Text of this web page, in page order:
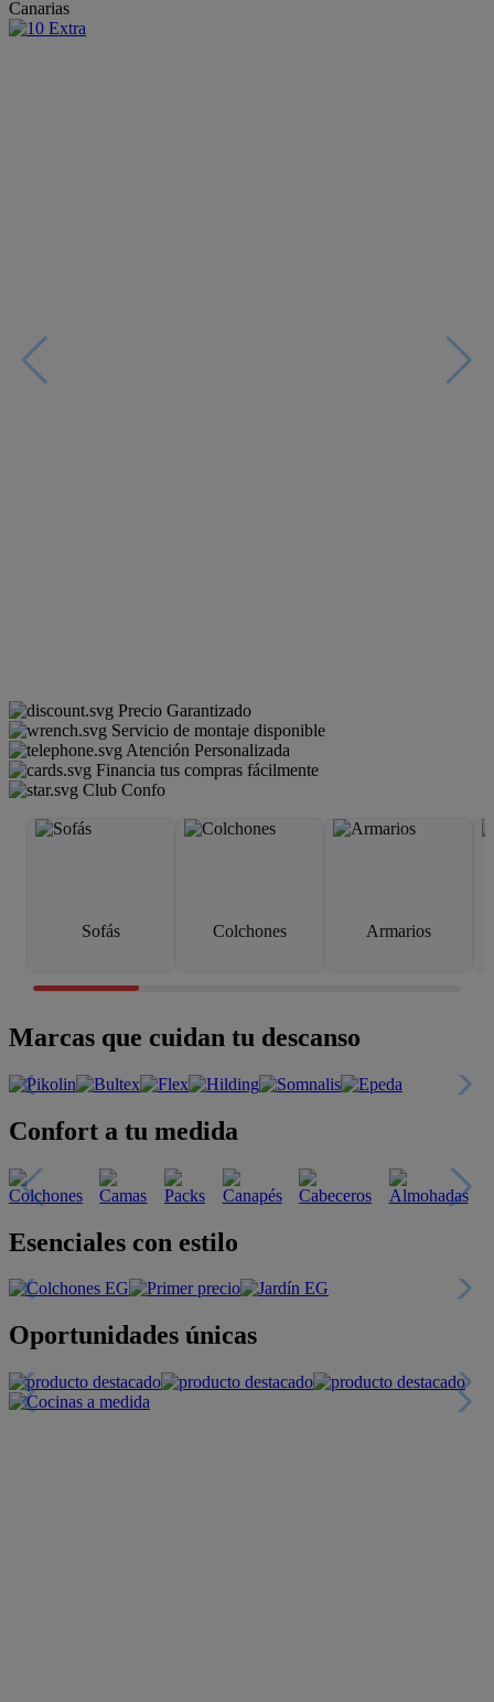
Canarias
Precio Garantizado
Servicio de montaje disponible
Atención Personalizada
Financia tus compras fácilmente
Club Confo
Sofás Colchones Armarios
Marcas que cuidan tu descanso
Confort a tu medida
Esenciales con estilo
Oportunidades únicas